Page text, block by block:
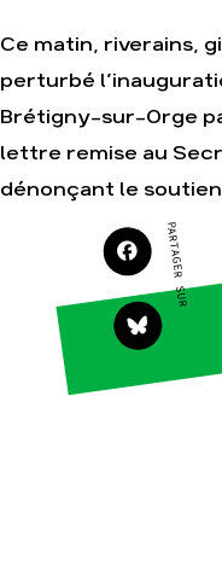
Agir
terrain
Agir au quotidien
Soutenir les
campagnes
Transmettre
patrimoine
Ce matin, riverains,
perturbé
Brétigny-sur-Orge
lettre remise au
dénonçant le
PARTAGER SUR